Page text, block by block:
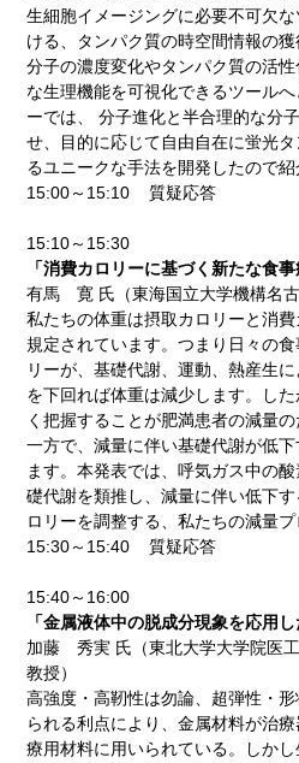
生細胞イメージングに必要不可欠
ける、タンパク質の時空間情報の
分子の濃度変化やタンパク質の活
な生理機能を可視化できるツール
ーでは、 分子進化と半合理的な分
せ、目的に応じて自由自在に蛍光
るユニークな手法を開発したので紹
15:00～15:10 質疑応答
15:10～15:30
「消費カロリーに基づく新たな食事
有馬 寛 氏（東海国立大学機構名古
私たちの体重は摂取カロリーと消
規定されています。つまり日々の
リーが、基礎代謝、運動、熱産生
を下回れば体重は減少します。し
く把握することが肥満患者の減量
一方で、減量に伴い基礎代謝が低
ます。本発表では、呼気ガス中の
礎代謝を類推し、減量に伴い低下
ロリーを調整する、私たちの減量プ
15:30～15:40 質疑応答
15:40～16:00
「金属液体中の脱成分現象を応用
加藤 秀実 氏（東北大学大学院医
教授）
高強度・高靭性は勿論、超弾性・
られる利点により、金属材料が治
療用材料に用いられている。しか